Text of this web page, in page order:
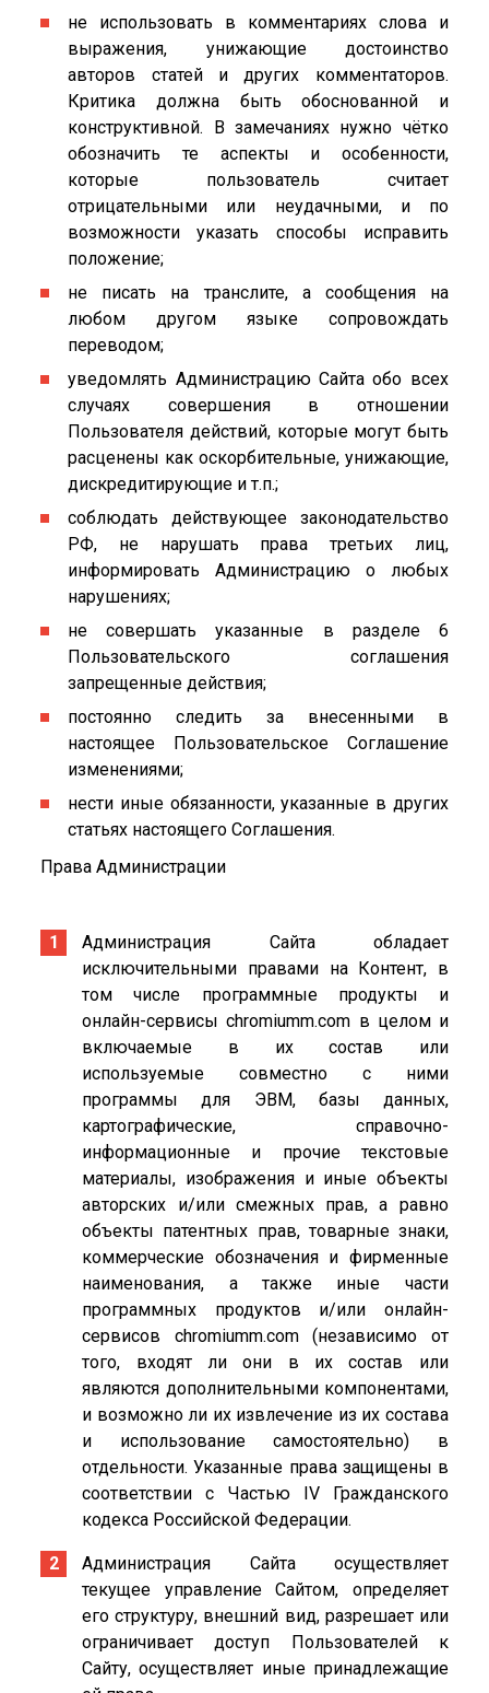
не использовать в комментариях слова и
выражения, унижающие достоинство
авторов статей и других комментаторов.
Критика должна быть обоснованной и
конструктивной. В замечаниях нужно чётко
обозначить те аспекты и особенности,
которые пользователь считает
отрицательными или неудачными, и по
возможности указать способы исправить
положение;
не писать на транслите, а сообщения на
любом другом языке сопровождать
переводом;
уведомлять Администрацию Сайта обо всех
случаях совершения в отношении
Пользователя действий, которые могут быть
расценены как оскорбительные, унижающие,
дискредитирующие и т.п.;
соблюдать действующее законодательство
РФ, не нарушать права третьих лиц,
информировать Администрацию о любых
нарушениях;
не совершать указанные в разделе 6
Пользовательского соглашения
запрещенные действия;
постоянно следить за внесенными в
настоящее Пользовательское Соглашение
изменениями;
нести иные обязанности, указанные в других
статьях настоящего Соглашения.
Права Администрации
Администрация Сайта обладает
исключительными правами на Контент, в
том числе программные продукты и
онлайн-сервисы chromiumm.com в целом и
включаемые в их состав или
используемые совместно с ними
программы для ЭВМ, базы данных,
картографические, справочно-
информационные и прочие текстовые
материалы, изображения и иные объекты
авторских и/или смежных прав, а равно
объекты патентных прав, товарные знаки,
коммерческие обозначения и фирменные
наименования, а также иные части
программных продуктов и/или онлайн-
сервисов chromiumm.com (независимо от
того, входят ли они в их состав или
являются дополнительными компонентами,
и возможно ли их извлечение из их состава
и использование самостоятельно) в
отдельности. Указанные права защищены в
соответствии с Частью IV Гражданского
кодекса Российской Федерации.
Администрация Сайта осуществляет
текущее управление Сайтом, определяет
его структуру, внешний вид, разрешает или
ограничивает доступ Пользователей к
Сайту, осуществляет иные принадлежащие